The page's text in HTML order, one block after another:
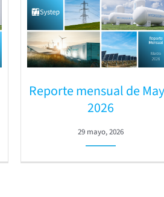
Reporte mensual de
2026
29 mayo, 2026